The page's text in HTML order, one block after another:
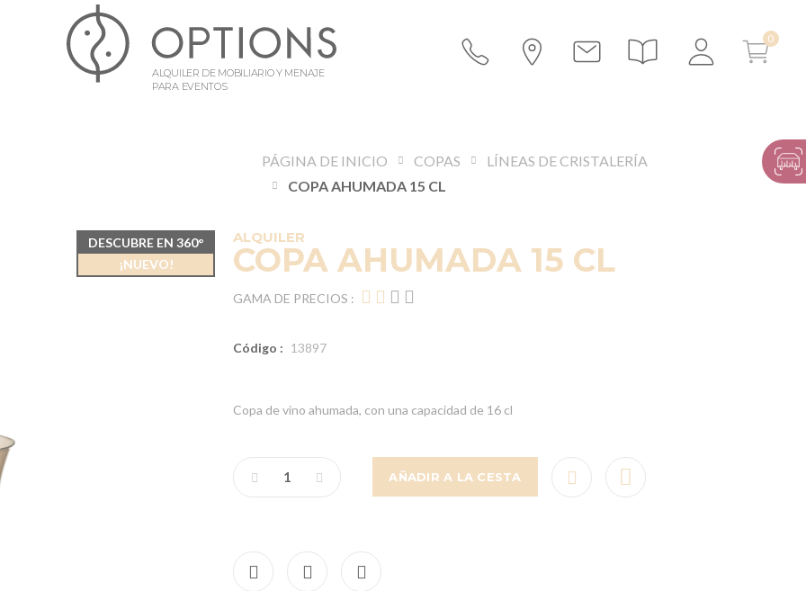
ALQUILER DE MOBILIARIO Y MENAJE
PARA EVENTOS
PÁGINA DE INICIO COPAS
LÍNEAS DE CRISTALERÍA
COPA AHUMADA 15 CL
ALQUILER
COPA AHUMADA 15 CL
GAMA DE PRECIOS :
Código : 13897
Copa de vino ahumada, con una capacidad de 16 cl
AÑADIR A LA CESTA
DESCUBRE EN 360°
¡NUEVO!